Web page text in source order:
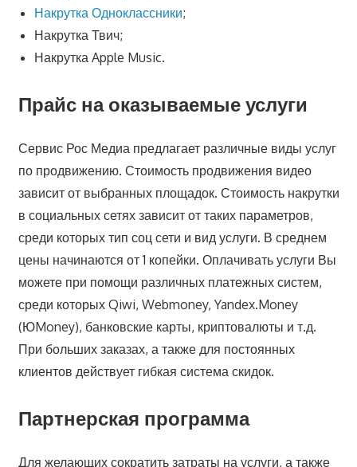
Накрутка Одноклассники;
Накрутка Твич;
Накрутка Apple Music.
Прайс на оказываемые услуги
Сервис Рос Медиа предлагает различные виды услуг
по продвижению. Стоимость продвижения видео
зависит от выбранных площадок. Стоимость накрутки
в социальных сетях зависит от таких параметров,
среди которых тип соц сети и вид услуги. В среднем
цены начинаются от 1 копейки. Оплачивать услуги Вы
можете при помощи различных платежных систем,
среди которых Qiwi, Webmoney, Yandex.Money
(ЮMoney), банковские карты, криптовалюты и т.д.
При больших заказах, а также для постоянных
клиентов действует гибкая система скидок.
Партнерская программа
Для желающих сократить затраты на услуги, а также